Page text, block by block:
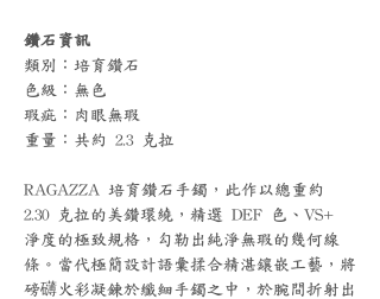
鑽石資訊
類別：培育鑽石
色級：無色
瑕疵：肉眼無瑕
重量：共約 2.3 克拉
RAGAZZA 培育鑽石手鐲，此作以總重約
2.30 克拉的美鑽環繞，精選 DEF 色、VS+
淨度的極致規格，勾勒出純淨無瑕的幾何線
條。當代極簡設計語彙揉合精湛鑲嵌工藝，將
磅礴火彩凝鍊於纖細手鐲之中，於腕間折射出